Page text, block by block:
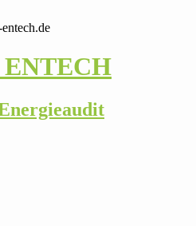
ENTECH